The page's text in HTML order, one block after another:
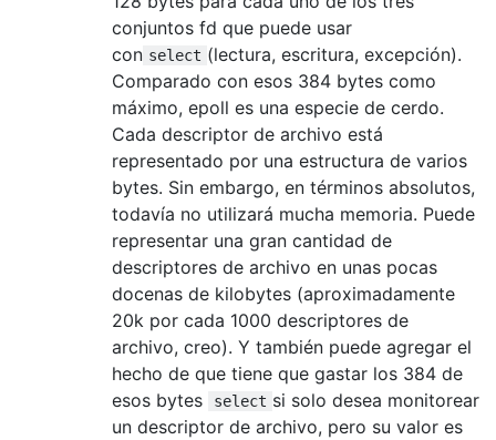
conjuntos fd que puede usar
con select (lectura, escritura, excepción).
Comparado con esos 384 bytes como
máximo, epoll es una especie de cerdo.
Cada descriptor de archivo está
representado por una estructura de varios
bytes. Sin embargo, en términos absolutos,
todavía no utilizará mucha memoria. Puede
representar una gran cantidad de
descriptores de archivo en unas pocas
docenas de kilobytes (aproximadamente
20k por cada 1000 descriptores de
archivo, creo). Y también puede agregar el
hecho de que tiene que gastar los 384 de
esos bytes
select si solo desea monitorear
un descriptor de archivo, pero su valor es